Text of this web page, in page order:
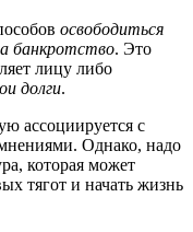
освободиться
банкротство. Это
лицу либо
долги.
ассоциируется с
Однако, надо
которая может
тягот и начать жизнь